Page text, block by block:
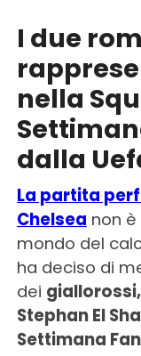
I due
nella
dalla
La partita
Chelsea non
mondo del
ha deciso di
dei giallorossi,
Stephan El
Settimana